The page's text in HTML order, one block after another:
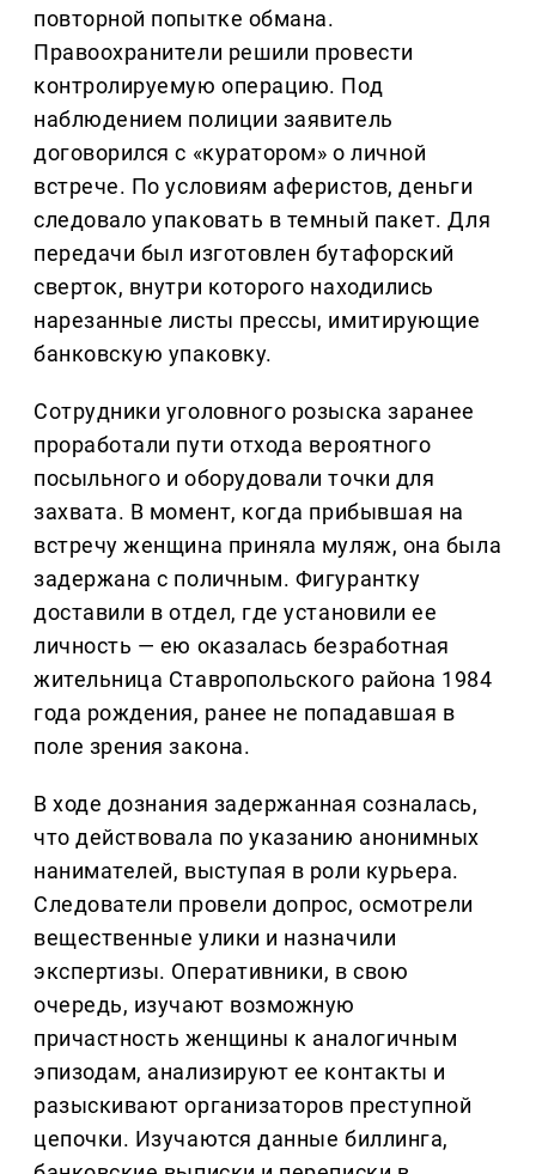
повторной попытке обмана.
Правоохранители решили провести
контролируемую операцию. Под
наблюдением полиции заявитель
договорился с «куратором» о личной
встрече. По условиям аферистов, деньги
следовало упаковать в темный пакет. Для
передачи был изготовлен бутафорский
сверток, внутри которого находились
нарезанные листы прессы, имитирующие
банковскую упаковку.
Сотрудники уголовного розыска заранее
проработали пути отхода вероятного
посыльного и оборудовали точки для
захвата. В момент, когда прибывшая на
встречу женщина приняла муляж, она была
задержана с поличным. Фигурантку
доставили в отдел, где установили ее
личность — ею оказалась безработная
жительница Ставропольского района 1984
года рождения, ранее не попадавшая в
поле зрения закона.
В ходе дознания задержанная созналась,
что действовала по указанию анонимных
нанимателей, выступая в роли курьера.
Следователи провели допрос, осмотрели
вещественные улики и назначили
экспертизы. Оперативники, в свою
очередь, изучают возможную
причастность женщины к аналогичным
эпизодам, анализируют ее контакты и
разыскивают организаторов преступной
цепочки. Изучаются данные биллинга,